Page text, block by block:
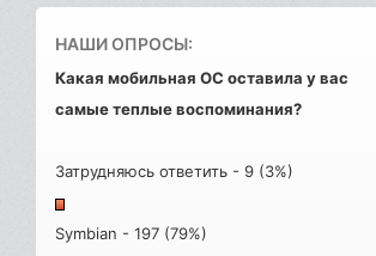
НАШИ ОПРОСЫ:
Какая мобильная ОС оставила у вас
самые теплые воспоминания?
Затрудняюсь ответить - 9 (3%)
Symbian - 197 (79%)